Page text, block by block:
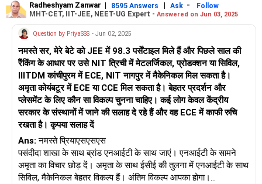
Radheshyam Zanwar | 8595 Answers | Ask -
Follow
MHT-CET, IIT-JEE, NEET-UG Expert - Answered on Jun 03, 2025
Question by PriyaSSS - Jun 02, 2025
नमस्ते सर, मेरे बेटे को JEE में 98.3 पर्सेंटाइल मिले हैं और पिछले साल की
रैंकिंग के आधार पर उसे NIT त्रिची में मेटलर्जिकल, प्रोडक्शन या सिविल,
IIITDM कांचीपुरम में ECE, NIT नागपुर में मैकेनिकल मिल सकता है।
अमृता कोयंबटूर में ECE या CCE मिल सकता है। बेहतर प्रदर्शन और
प्लेसमेंट के लिए कौन सा विकल्प चुनना चाहिए। कई लोग केवल केंद्रीय
सरकार के संस्थानों में जाने की सलाह दे रहे हैं और वह ECE में काफी रुचि
रखता है। कृपया सलाह दें
Ans: नमस्ते प्रियाएसएसएस
पसंदीदा शाखा के साथ ब्रांड एनआईटी के साथ जाएं। एनआईटी के सामने
अमृता का विचार छोड़ दें। अमृता के साथ ईसीई की तुलना में एनआईटी के साथ
सिविल, मैकेनिकल बेहतर विकल्प हैं। अंतिम विकल्प आपका होगा।